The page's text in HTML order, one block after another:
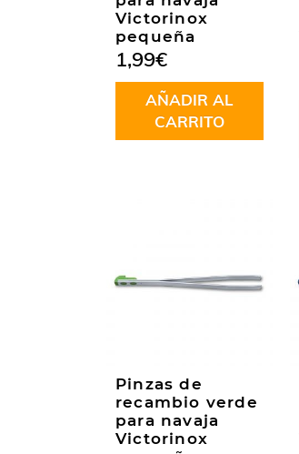
Victorinox
pequeña
1,99€
AÑADIR AL
CARRITO
Pinzas de
recambio verde
para navaja
Victorinox